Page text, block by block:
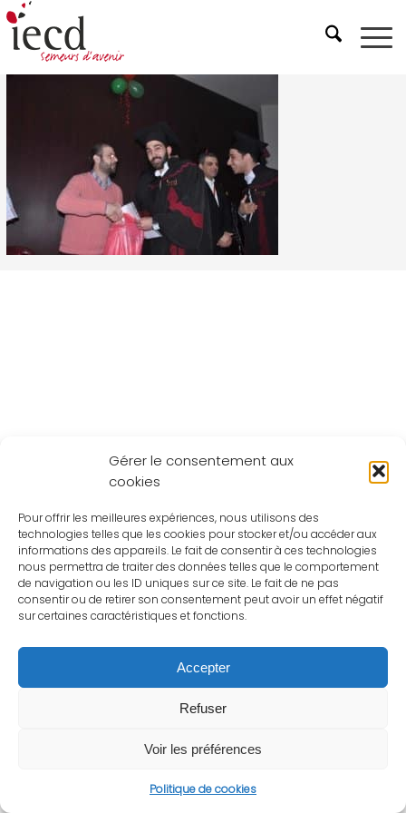
Gérer le consentement aux
cookies
Pour offrir les meilleures expériences, nous utilisons des
technologies telles que les cookies pour stocker et/ou accéder aux
informations des appareils. Le fait de consentir à ces technologies
nous permettra de traiter des données telles que le comportement
de navigation ou les ID uniques sur ce site. Le fait de ne pas
consentir ou de retirer son consentement peut avoir un effet négatif
sur certaines caractéristiques et fonctions.
Accepter
Refuser
Voir les préférences
Politique de cookies